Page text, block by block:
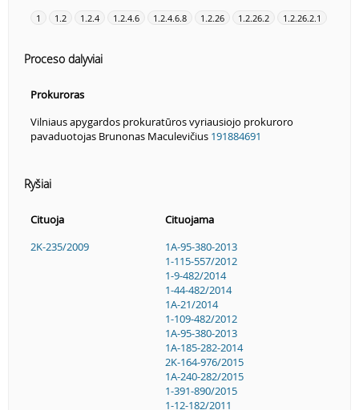
1 1.2 1.2.4 1.2.4.6 1.2.4.6.8 1.2.26 1.2.26.2 1.2.26.2.1
Proceso dalyviai
Prokuroras
Vilniaus apygardos prokuratūros vyriausiojo prokuroro
pavaduotojas Brunonas Maculevičius 191884691
Ryšiai
Cituoja
Cituojama
2K-235/2009
1A-95-380-2013
1-115-557/2012
1-9-482/2014
1-44-482/2014
1A-21/2014
1-109-482/2012
1A-95-380-2013
1A-185-282-2014
2K-164-976/2015
1A-240-282/2015
1-391-890/2015
1-12-182/2011